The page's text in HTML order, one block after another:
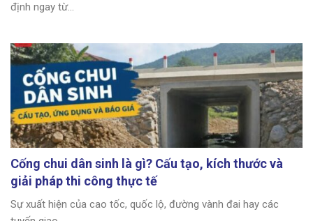
định ngay từ...
Cống chui dân sinh là gì? Cấu tạo, kích thước và
giải pháp thi công thực tế
Sự xuất hiện của cao tốc, quốc lộ, đường vành đai hay các